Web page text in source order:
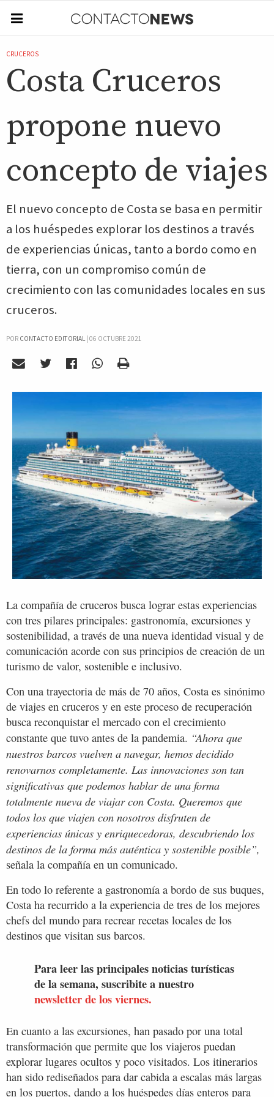
CRUCEROS
Costa Cruceros
propone nuevo
concepto de viajes
El nuevo concepto de Costa se basa en permitir
a los huéspedes explorar los destinos a través
de experiencias únicas, tanto a bordo como en
tierra, con un compromiso común de
crecimiento con las comunidades locales en sus
cruceros.
POR CONTACTO EDITORIAL| 06 OCTUBRE 2021
La compañía de cruceros busca lograr estas experiencias
con tres pilares principales: gastronomía, excursiones y
sostenibilidad, a través de una nueva identidad visual y de
comunicación acorde con sus principios de creación de un
turismo de valor, sostenible e inclusivo.
Con una trayectoria de más de 70 años, Costa es sinónimo
de viajes en cruceros y en este proceso de recuperación
busca reconquistar el mercado con el crecimiento
constante que tuvo antes de la pandemia. “Ahora que
nuestros barcos vuelven a navegar, hemos decidido
renovarnos completamente. Las innovaciones son tan
significativas que podemos hablar de una forma
totalmente nueva de viajar con Costa. Queremos que
todos los que viajen con nosotros disfruten de
experiencias únicas y enriquecedoras, descubriendo los
destinos de la forma más auténtica y sostenible posible”,
señala la compañía en un comunicado.
En todo lo referente a gastronomía a bordo de sus buques,
Costa ha recurrido a la experiencia de tres de los mejores
chefs del mundo para recrear recetas locales de los
destinos que visitan sus barcos.
Para leer las principales noticias turísticas
de la semana, suscribite a nuestro
newsletter de los viernes.
En cuanto a las excursiones, han pasado por una total
transformación que permite que los viajeros puedan
explorar lugares ocultos y poco visitados. Los itinerarios
han sido rediseñados para dar cabida a escalas más largas
en los puertos, dando a los huéspedes días enteros para